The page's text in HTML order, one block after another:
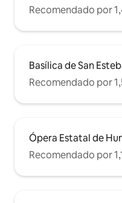
Recomendado por
Basílica de San
Recomendado por
Ópera Estatal de
Recomendado por